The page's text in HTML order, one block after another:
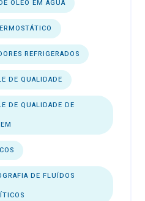
ÓLEO EM ÁGUA
REFRIGERADOS
DE QUALIDADE
DE QUALIDADE DE
DE FLUÍDOS